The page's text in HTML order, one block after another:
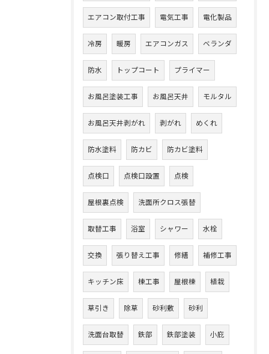
エアコン取付工事 電気工事 電化製品
冷房 暖房 エアコンガス ベランダ
防水 トップコート プライマー
お風呂塗装工事 お風呂天井 モルタル
お風呂天井剥がれ 剥がれ めくれ
防水塗料 防カビ 防カビ塗料
点検口 点検口設置 点検
屋根裏点検 洗面所クロス張替
取替工事 浴室 シャワー 水栓
交換 張り替え工事 修繕 補修工事
キッチン床 棟工事 屋根棟 植栽
草引き 除草 砂利敷 砂利
洗面台取替 鉄部 鉄部塗装 小庇